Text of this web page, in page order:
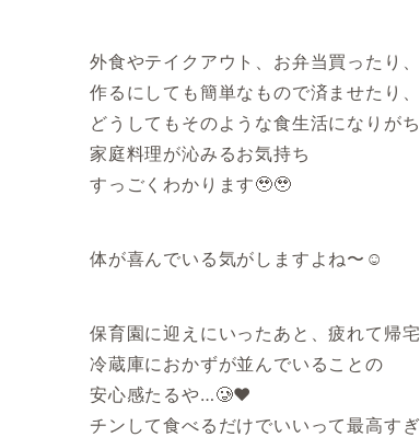
外食やテイクアウト、お弁当買ったり、
作るにしても簡単なもので済ませたり、
どうしてもそのような食生活になりが
家庭料理が沁みるお気持ち
すっごくわかります🥹🥹
体が喜んでいる気がしますよね〜☺️
保育園に迎えにいったあと、疲れて帰宅
冷蔵庫におかずが並んでいることの
安心感たるや…🥲❤️
チンして食べるだけでいいって最高すぎ